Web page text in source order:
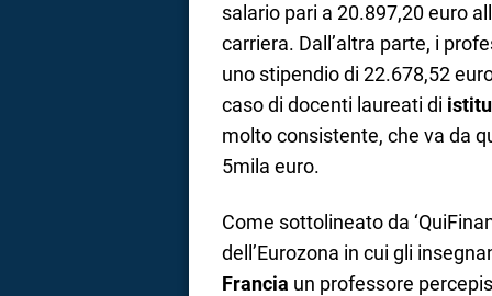
salario pari a 20.897,20 euro
carriera. Dall’altra parte, i
uno stipendio di 22.678,52
caso di docenti laureati di
molto consistente, che va da
5mila euro.
Come sottolineato da
dell’Eurozona in cui gli
Francia un professore